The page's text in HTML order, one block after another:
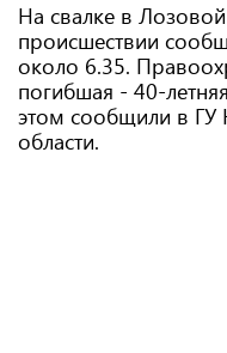
На свалке в
происшествии
около 6.35.
погибшая - 40-
этом сообщили в ГУ
области.